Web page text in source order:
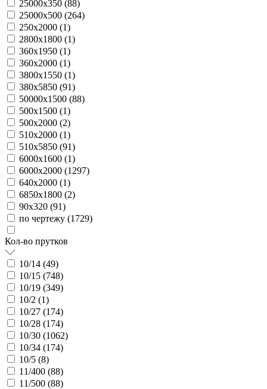
25000х350 (88)
25000х500 (264)
250х2000 (1)
2800х1800 (1)
360х1950 (1)
360х2000 (1)
3800х1550 (1)
380х5850 (91)
50000х1500 (88)
500х1500 (1)
500х2000 (2)
510х2000 (1)
510х5850 (91)
6000х1600 (1)
6000х2000 (1297)
640х2000 (1)
6850х1800 (2)
90х320 (91)
по чертежу (1729)
Кол-во прутков
10/14 (49)
10/15 (748)
10/19 (349)
10/2 (1)
10/27 (174)
10/28 (174)
10/30 (1062)
10/34 (174)
10/5 (8)
11/400 (88)
11/500 (88)